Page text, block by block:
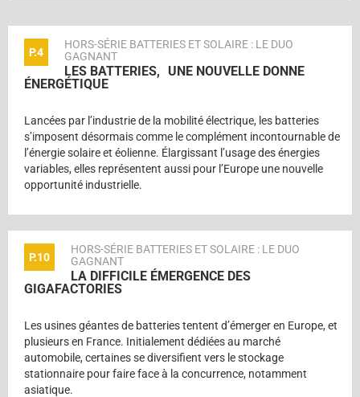
P.4
HORS-SÉRIE BATTERIES ET SOLAIRE : LE DUO
GAGNANT
LES BATTERIES, UNE NOUVELLE DONNE
ÉNERGÉTIQUE
Lancées par l’industrie de la mobilité électrique, les batteries
s’imposent désormais comme le complément incontournable de
l’énergie solaire et éolienne. Élargissant l’usage des énergies
variables, elles représentent aussi pour l’Europe une nouvelle
opportunité industrielle.
P.10
HORS-SÉRIE BATTERIES ET SOLAIRE : LE DUO
GAGNANT
LA DIFFICILE ÉMERGENCE DES
GIGAFACTORIES
Les usines géantes de batteries tentent d’émerger en Europe, et
plusieurs en France. Initialement dédiées au marché
automobile, certaines se diversifient vers le stockage
stationnaire pour faire face à la concurrence, notamment
asiatique.